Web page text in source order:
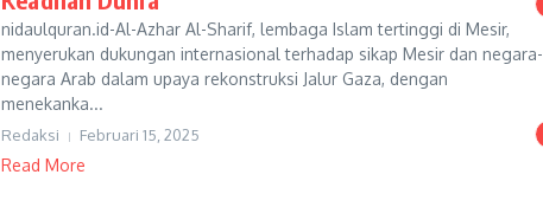
nidaulquran.id-Al-Azhar Al-Sharif, lembaga Islam tertinggi di Mesir,
menyerukan dukungan internasional terhadap sikap Mesir dan negara-
negara Arab dalam upaya rekonstruksi Jalur Gaza, dengan
menekanka...
Redaksi Februari 15, 2025
Read More